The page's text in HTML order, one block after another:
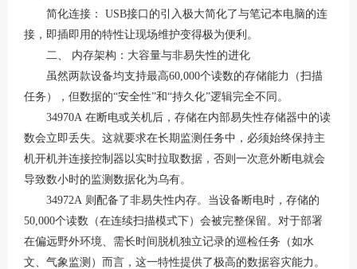
简化连接：
USB接口的引入极大简化了与笔记本电脑的连
接，即插即用的特性让现场维护变得极为便利。
二、
内存架构：大容量与非易失性的进化
虽然两款设备均支持最高60,000个读数的存储能力（扫描
任务），但数据的“安全性”和“持久化”逻辑完全不同。
34970A 在断电或关机后，存储在内部易失性存储器中的读
数会立即丢失。这就要求在长期监测任务中，必须始终保持主
机开机并连接控制器以实时拉取数据，否则一次意外断电就会
导致数小时的监测数据化为乌有。
34972A 则配备了非易失性内存。当设备断电时，存储的
50,000个读数（在连续扫描模式下）会被完整保留。对于部署
在偏远野外环境、需长时间脱机独立记录的巡检任务（如水
文、气象监测）而言，这一特性提供了极高的数据容灾能力。